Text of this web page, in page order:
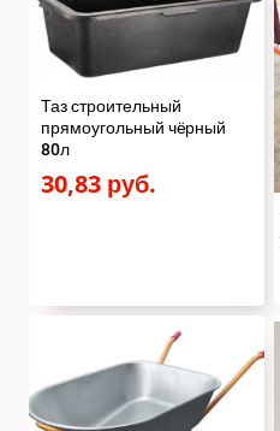
Таз строительный
прямоугольный чёрный
80л
30,83 руб.